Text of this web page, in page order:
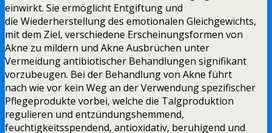
einwirkt. Sie ermöglicht Entgiftung und
die Wiederherstellung des emotionalen Gleichgewichts,
mit dem Ziel, verschiedene Erscheinungsformen von
Akne zu mildern und Akne Ausbrüchen unter
Vermeidung antibiotischer Behandlungen signifikant
vorzubeugen. Bei der Behandlung von Akne führt
nach wie vor kein Weg an der Verwendung spezifischer
Pflegeprodukte vorbei, welche die Talgproduktion
regulieren und entzündungshemmend,
feuchtigkeitsspendend, antioxidativ, beruhigend und